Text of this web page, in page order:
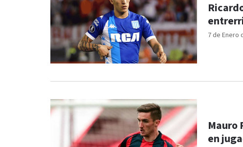
7 de Enero
Mauro
en